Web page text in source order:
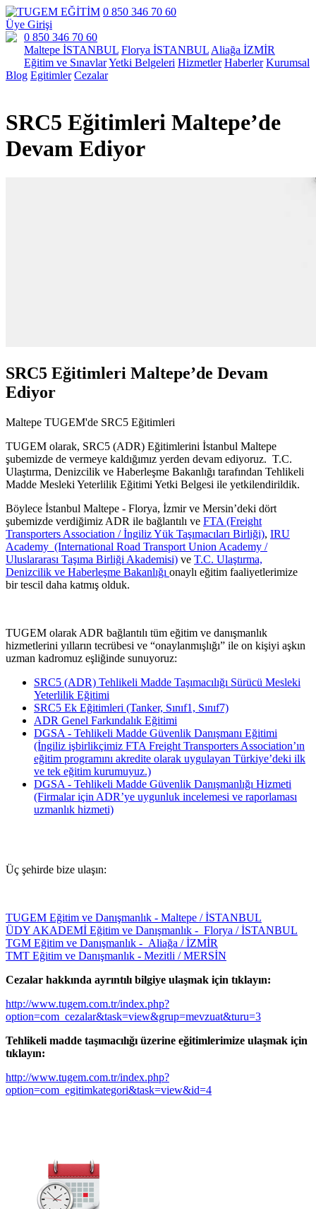
0 850 346 70 60
Üye Girişi
0 850 346 70 60
Maltepe İSTANBUL Florya İSTANBUL Aliağa İZMİR
Eğitim ve SınavlarYetki Belgeleri Hizmetler Haberler Kurumsal
Blog Egitimler Cezalar
SRC5 Eğitimleri Maltepe’de
Devam Ediyor
SRC5 Eğitimleri Maltepe’de Devam
Ediyor
Maltepe TUGEM'de SRC5 Eğitimleri
TUGEM olarak, SRC5 (ADR) Eğitimlerini İstanbul Maltepe
şubemizde de vermeye kaldığımız yerden devam ediyoruz. T.C.
Ulaştırma, Denizcilik ve Haberleşme Bakanlığı tarafından Tehlikeli
Madde Mesleki Yeterlilik Eğitimi Yetki Belgesi ile yetkilendirildik.
Böylece İstanbul Maltepe - Florya, İzmir ve Mersin’deki dört
şubemizde verdiğimiz ADR ile bağlantılı ve FTA (Freight
Transporters Association / İngiliz Yük Taşımacıları Birliği), IRU
Academy (International Road Transport Union Academy /
Uluslararası Taşıma Birliği Akademisi) ve T.C. Ulaştırma,
Denizcilik ve Haberleşme Bakanlığı onaylı eğitim faaliyetlerimize
bir tescil daha katmış olduk.
TUGEM olarak ADR bağlantılı tüm eğitim ve danışmanlık
hizmetlerini yılların tecrübesi ve “onaylanmışlığı” ile on kişiyi aşkın
uzman kadromuz eşliğinde sunuyoruz:
SRC5 (ADR) Tehlikeli Madde Taşımacılığı Sürücü Mesleki
Yeterlilik Eğitimi
SRC5 Ek Eğitimleri (Tanker, Sınıf1, Sınıf7)
ADR Genel Farkındalık Eğitimi
DGSA - Tehlikeli Madde Güvenlik Danışmanı Eğitimi
(İngiliz işbirlikçimiz FTA Freight Transporters Association’ın
eğitim programını akredite olarak uygulayan Türkiye’deki ilk
ve tek eğitim kurumuyuz.)
DGSA - Tehlikeli Madde Güvenlik Danışmanlığı Hizmeti
(Firmalar için ADR’ye uygunluk incelemesi ve raporlaması
uzmanlık hizmeti)
Üç şehirde bize ulaşın:
TUGEM Eğitim ve Danışmanlık - Maltepe / İSTANBUL
ÜDY AKADEMİ Eğitim ve Danışmanlık - Florya / İSTANBUL
TGM Eğitim ve Danışmanlık - Aliağa / İZMİR
TMT Eğitim ve Danışmanlık - Mezitli / MERSİN
Cezalar hakkında ayrıntılı bilgiye ulaşmak için tıklayın:
http://www.tugem.com.tr/index.php?
option=com_cezalar&task=view&grup=mevzuat&turu=3
Tehlikeli madde taşımacılığı üzerine eğitimlerimize ulaşmak için
tıklayın:
http://www.tugem.com.tr/index.php?
option=com_egitimkategori&task=view&id=4